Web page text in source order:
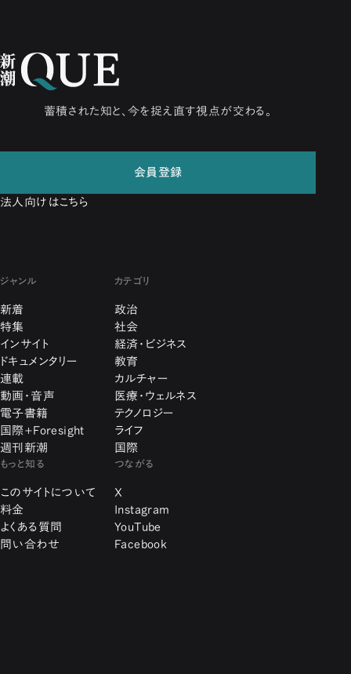
蓄積された知と、今を捉え直す視点が交わる。
会員登録
法人向けはこちら
ジャンル
新着
特集
インサイト
ドキュメンタリー
連載
動画・音声
電子書籍
国際+Foresight
週刊新潮
カテゴリ
政治
社会
経済・ビジネス
教育
カルチャー
医療・ウェルネス
テクノロジー
ライフ
国際
もっと知る
このサイトについて
料金
よくある質問
問い合わせ
つながる
X
Instagram
YouTube
Facebook